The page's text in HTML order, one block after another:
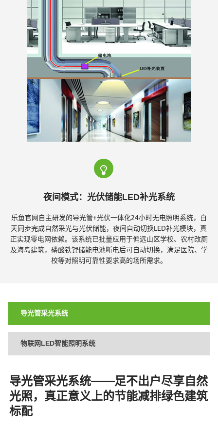
光
系
统
伏
明
夜间模式：光伏储能LED补光系统
乐鱼官网自主研发的导光管+光伏一体化24小时无电照明系统，白
天同步完成自然采光与光伏储能，夜间自动切换LED补光模块，真
正实现零电网依赖。该系统已批量应用于偏远山区学校、农村改厕
及海岛建筑，磷酸铁锂储能电池断电后可自动切换，满足医院、学
校等对照明可靠性要求高的场所需求。
导光管采光系统
物联网LED智能照明系统
导光管采光系统——足不出户尽享自然
光照，真正意义上的节能减排绿色建筑
标配